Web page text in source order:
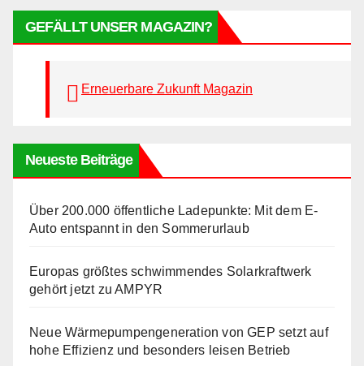
GEFÄLLT UNSER MAGAZIN?
Erneuerbare Zukunft Magazin
Neueste Beiträge
Über 200.000 öffentliche Ladepunkte: Mit dem E-
Auto entspannt in den Sommerurlaub
Europas größtes schwimmendes Solarkraftwerk
gehört jetzt zu AMPYR
Neue Wärmepumpengeneration von GEP setzt auf
hohe Effizienz und besonders leisen Betrieb